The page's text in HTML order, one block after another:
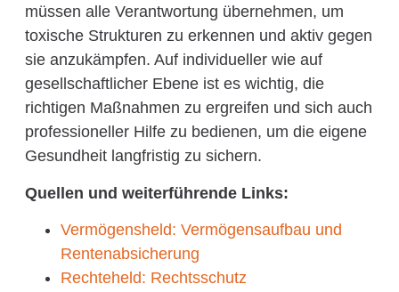
müssen alle Verantwortung übernehmen, um
toxische Strukturen zu erkennen und aktiv gegen
sie anzukämpfen. Auf individueller wie auf
gesellschaftlicher Ebene ist es wichtig, die
richtigen Maßnahmen zu ergreifen und sich auch
professioneller Hilfe zu bedienen, um die eigene
Gesundheit langfristig zu sichern.
Quellen und weiterführende Links:
Vermögensheld: Vermögensaufbau und
Rentenabsicherung
Rechteheld: Rechtsschutz